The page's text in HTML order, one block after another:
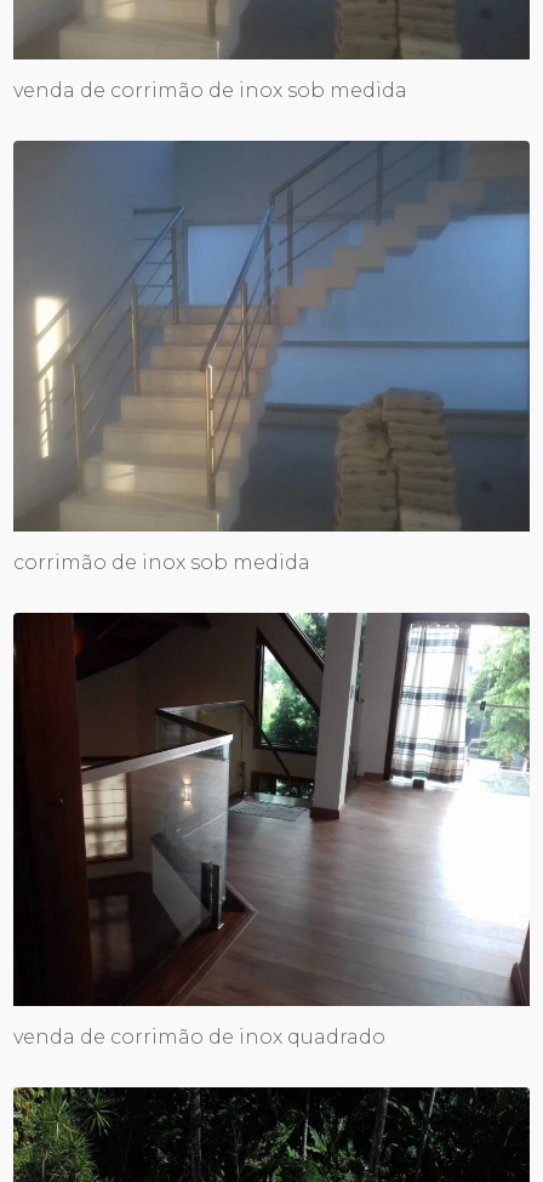
venda de corrimão de inox sob medida
corrimão de inox sob medida
venda de corrimão de inox quadrado